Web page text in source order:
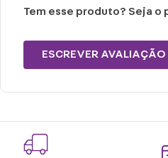
Tem esse produto? Seja
ESCREVER AVALIAÇÃO